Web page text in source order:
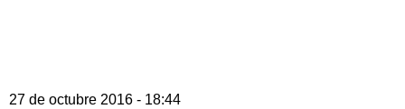
27 de octubre 2016 - 18:44